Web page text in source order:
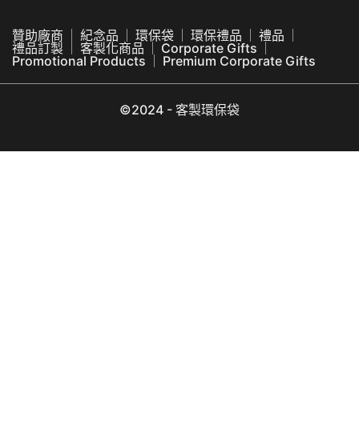
贊助廠商 紀念品 環保袋 環保禮品
禮品
禮品訂製
客製化商品
Corporate Gifts
Promotional Products
Premium Corporate Gifts
©2024 - 客製環保袋